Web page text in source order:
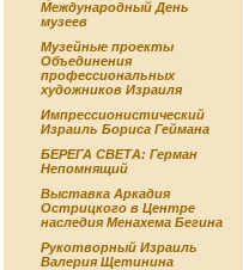
Международный День
музеев
Музейные проекты
Объединения
профессиональных
художников Израиля
Импрессионистический
Израиль Бориса Геймана
БЕРЕГА СВЕТА: Герман
Непомнящий
Выставка Аркадия
Острицкого в Центре
наследия Менахема Бегина
Рукотворный Израиль
Валерия Щетинина